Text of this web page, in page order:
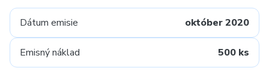
Dátum emisie október 2020
Emisný náklad 500 ks